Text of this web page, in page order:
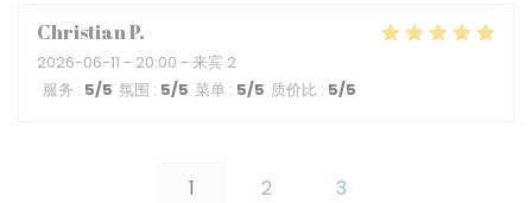
ChristianP
2026-06-11 - 20:00 - 来宾 2
服务 : 5/5 氛围 : 5/5 菜单 : 5/5 质价比 : 5/5
1 2 3